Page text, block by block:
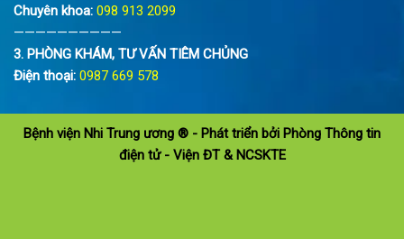
Chuyên khoa: 098 913 2099
——————————
3. PHÒNG KHÁM, TƯ VẤN TIÊM CHỦNG
Điện thoại: 0987 669 578
Bệnh viện Nhi Trung ương ® - Phát triển bởi Phòng Thông tin
điện tử - Viện ĐT & NCSKTE